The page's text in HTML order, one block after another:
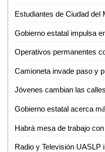
Estudiantes de Ciudad del